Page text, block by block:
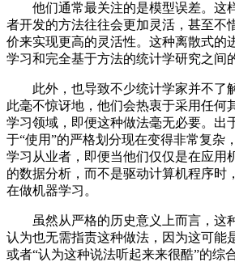
他们通常最关注的是模型误差。这
者开发的方法往往会更加灵活，甚至不
价来实现更高的灵活性。这种离散式的
学习和完全基于方法的统计学研究之间
此外，也导致不少统计学家并不了
此毫不惊讶地，他们会热衷于采用任何
学习领域，即便这种做法毫无必要。出
于“使用”的严格划分现在变得非常复杂
学习从业者，即便当他们仅仅是在应用
的数据分析，而不是驱动计算机程序时
在做机器学习。
虽然从严格的历史意义上而言，这
认为也无需指责这种做法，因为这可能
或者“认为这种说法听起来来很酷”的综